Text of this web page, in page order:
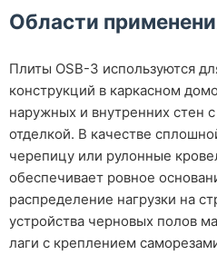
Области
Плиты OSB-3 используются
конструкций в каркасном
наружных и внутренних стен
отделкой. В качестве
черепицу или рулонные
обеспечивает ровное
распределение нагрузки на
устройства черновых полов
лаги с креплением